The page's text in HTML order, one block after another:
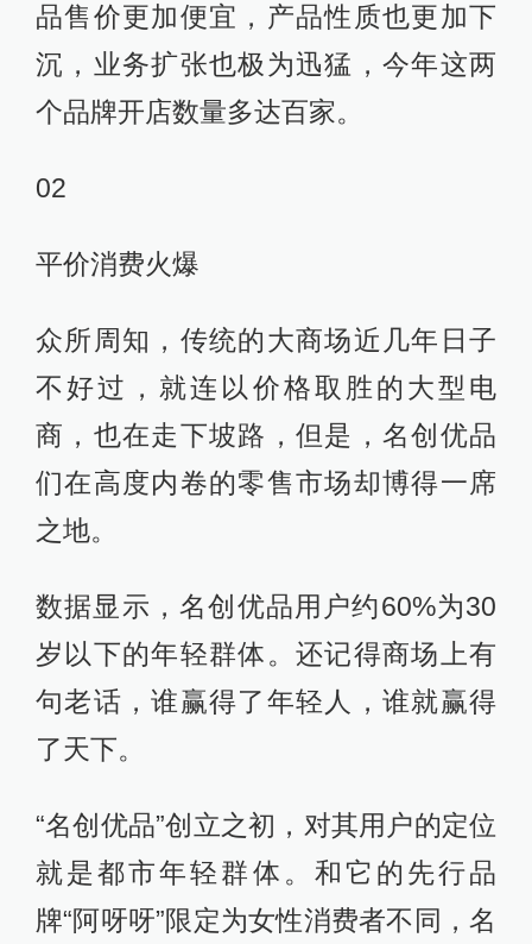
品售价更加便宜，产品性质也更加下
沉，业务扩张也极为迅猛，今年这两
个品牌开店数量多达百家。
02
平价消费火爆
众所周知，传统的大商场近几年日子
不好过，就连以价格取胜的大型电
商，也在走下坡路，但是，名创优品
们在高度内卷的零售市场却博得一席
之地。
数据显示，名创优品用户约60%为30
岁以下的年轻群体。还记得商场上有
句老话，谁赢得了年轻人，谁就赢得
了天下。
“名创优品”创立之初，对其用户的定位
就是都市年轻群体。和它的先行品
牌“阿呀呀”限定为女性消费者不同，名